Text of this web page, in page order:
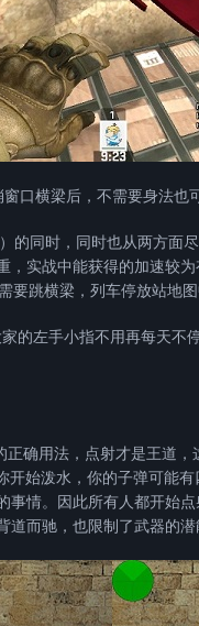
口横梁后，不需要身法也
同时，同时也从两方面
实战中能获得的加速较
跳横梁，列车停放站地图
左手小指不用再每天不
用法，点射才是王道，
始泼水，你的子弹可能
事情。因此所有人都开始
而驰，也限制了武器的潜